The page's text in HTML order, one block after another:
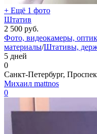
+ Ещё 1 фото
Штатив
2 500 руб.
Фото, видеокамеры,
материалы/Штативы,
5 дней
0
Санкт-Петербург,
Михаил mattnos
0